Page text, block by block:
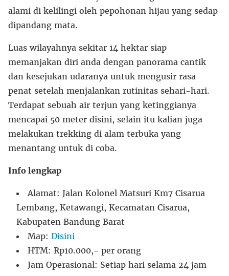
alami di kelilingi oleh pepohonan hijau yang sedap
dipandang mata.
Luas wilayahnya sekitar 14 hektar siap
memanjakan diri anda dengan panorama cantik
dan kesejukan udaranya untuk mengusir rasa
penat setelah menjalankan rutinitas sehari-hari.
Terdapat sebuah air terjun yang ketinggianya
mencapai 50 meter disini, selain itu kalian juga
melakukan trekking di alam terbuka yang
menantang untuk di coba.
Info lengkap
Alamat: Jalan Kolonel Matsuri Km7 Cisarua
Lembang, Ketawangi, Kecamatan Cisarua,
Kabupaten Bandung Barat
Map: Disini
HTM: Rp10.000,- per orang
Jam Operasional: Setiap hari selama 24 jam